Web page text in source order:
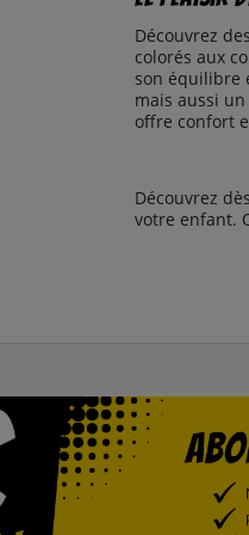
Découvrez
colorés aux
son équilibre
mais aussi
offre confort
Découvrez
votre enfant.